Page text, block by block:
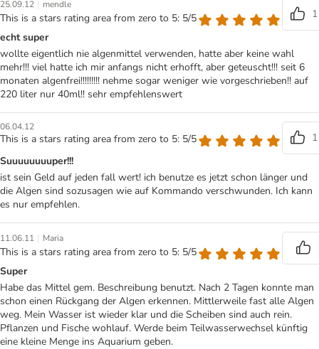
25.09.12 | mendle
This is a stars rating area from zero to 5: 5/5
1
echt super
wollte eigentlich nie algenmittel verwenden, hatte aber keine wahl
mehr!!! viel hatte ich mir anfangs nicht erhofft, aber geteuscht!!! seit 6
monaten algenfrei!!!!!!!!! nehme sogar weniger wie vorgeschrieben!! auf
220 liter nur 40ml!! sehr empfehlenswert
06.04.12
This is a stars rating area from zero to 5: 5/5
1
Suuuuuuuuper!!!
ist sein Geld auf jeden fall wert! ich benutze es jetzt schon länger und
die Algen sind sozusagen wie auf Kommando verschwunden. Ich kann
es nur empfehlen.
11.06.11 | Maria
This is a stars rating area from zero to 5: 5/5
Super
Habe das Mittel gem. Beschreibung benutzt. Nach 2 Tagen konnte man
schon einen Rückgang der Algen erkennen. Mittlerweile fast alle Algen
weg. Mein Wasser ist wieder klar und die Scheiben sind auch rein.
Pflanzen und Fische wohlauf. Werde beim Teilwasserwechsel künftig
eine kleine Menge ins Aquarium geben.